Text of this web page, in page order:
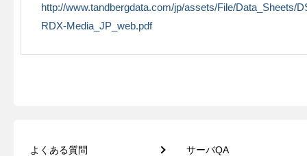
http://www.tandbergdata.com/jp/assets/File/Data_Sheets/
RDX-Media_JP_web.pdf
よくある質問 サーバQA